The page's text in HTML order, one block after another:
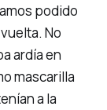
podido
No
ardía en
mascarilla
a la